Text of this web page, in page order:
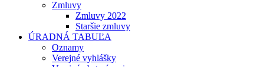
Zmluvy
Zmluvy 2022
Staršie zmluvy
ÚRADNÁ TABUĽA
Oznamy
Verejné vyhlášky